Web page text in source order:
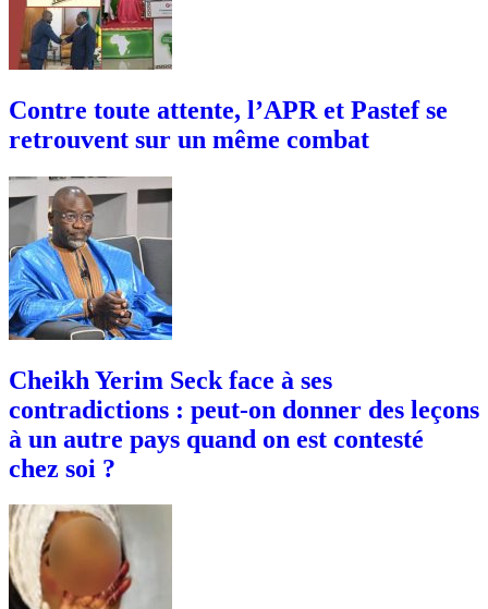
Contre toute attente, l’APR et Pastef se
retrouvent sur un même combat
Cheikh Yerim Seck face à ses
contradictions : peut-on donner des leçons
à un autre pays quand on est contesté
chez soi ?